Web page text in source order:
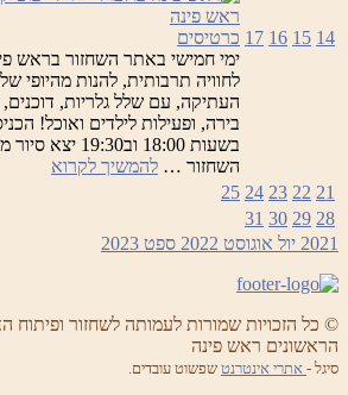
14
15
16
17 כרטיסים
ימי חמישי באתר השחזור בראש
לחוויה תרבותית, להנות מהיופי
העתיקה, עם שלל גלריות, דוכנים,
בירה, ופעילות לילדים ואוכל!
בשעות 18:00
השחזור … להמשיך לקרוא
21
22
23
24
25
28
29
30
31
2021 יול אוגוסט 2022 ספט 2023
© כל הזכויות שמורות לעמותה לשחזור ופיתוח
הראשונים ראש פינה
סיגל - אתרי אינטרנט שפשוט עובדים.